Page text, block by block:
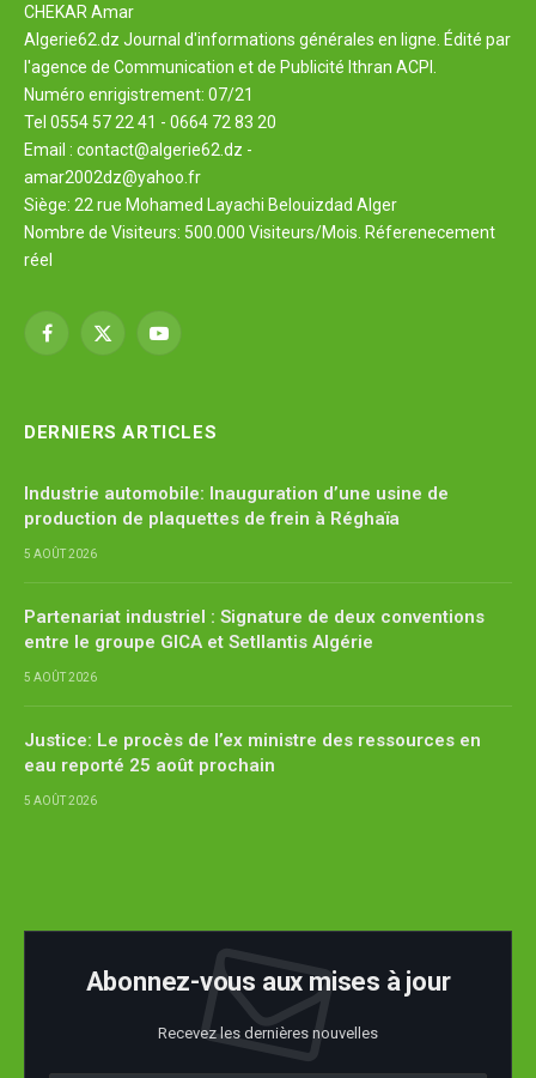
CHEKAR Amar
Algerie62.dz Journal d'informations générales en ligne. Édité par
l'agence de Communication et de Publicité Ithran ACPI.
Numéro enrigistrement: 07/21
Tel 0554 57 22 41 - 0664 72 83 20
Email : contact@algerie62.dz -
amar2002dz@yahoo.fr
Siège: 22 rue Mohamed Layachi Belouizdad Alger
Nombre de Visiteurs: 500.000 Visiteurs/Mois. Réferenecement
réel
Facebook
X
YouTube
DERNIERS ARTICLES
Industrie automobile: Inauguration d’une usine de
production de plaquettes de frein à Réghaïa
5 AOÛT 2026
Partenariat industriel : Signature de deux conventions
entre le groupe GICA et Setllantis Algérie
5 AOÛT 2026
Justice: Le procès de l’ex ministre des ressources en
eau reporté 25 août prochain
5 AOÛT 2026
Abonnez-vous aux mises à jour
Recevez les dernières nouvelles